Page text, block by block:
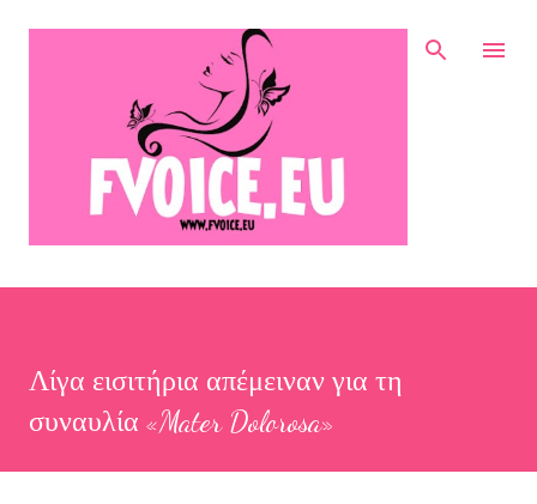
Μετάβαση στο κύριο περιεχόμενο
Λίγα εισιτήρια απέμειναν για τη
συναυλία «Mater Dolorosa»